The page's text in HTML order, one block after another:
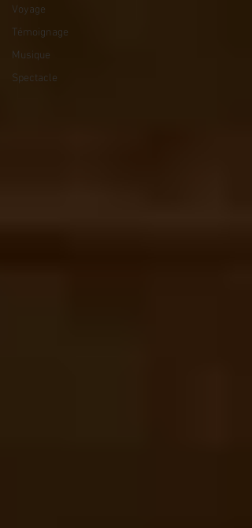
Voyage
Témoignage
Musique
Spectacle